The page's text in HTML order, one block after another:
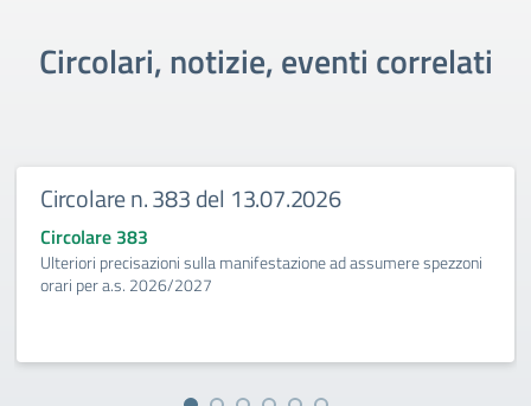
Circolari, notizie, eventi correlati
Circolare n. 383 del 13.07.2026
Circolare 383
Ulteriori precisazioni sulla manifestazione ad assumere spezzoni
orari per a.s. 2026/2027